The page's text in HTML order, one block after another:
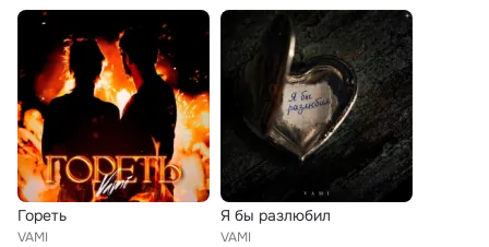
Гореть
VAMI
Я бы разлюбил
VAMI